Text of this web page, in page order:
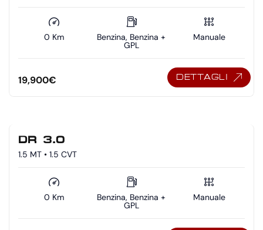
0 Km Benzina, Benzina +
GPL
Manuale
19,900€ DETTAGLI
DR 3.0
1.5 MT • 1.5 CVT
0 Km Benzina, Benzina +
GPL
Manuale